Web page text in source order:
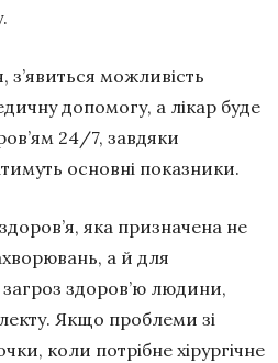
можливість
допомогу, а лікар буде
24/7, завдяки
основні показники.
яка призначена не
а й для
здоров’ю людини,
Якщо проблеми зі
коли потрібне хірургічне